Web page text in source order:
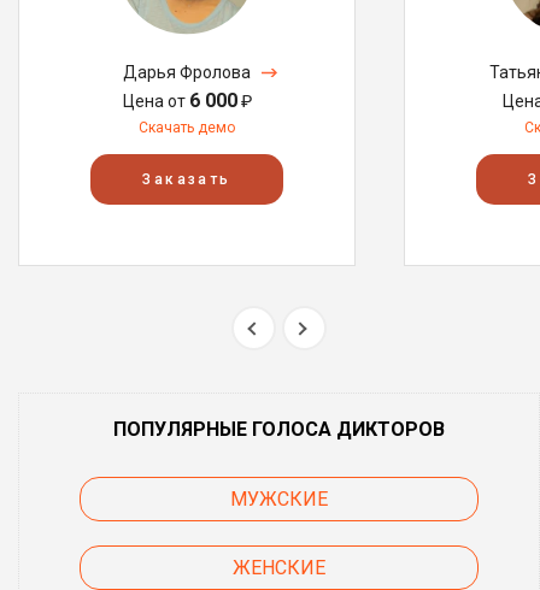
Дарья Фролова
Цена от 6 000₽
Скачать демо
Заказать
ПОПУЛЯРНЫЕ ГОЛОСА ДИКТОРОВ
МУЖСКИЕ
ЖЕНСКИЕ